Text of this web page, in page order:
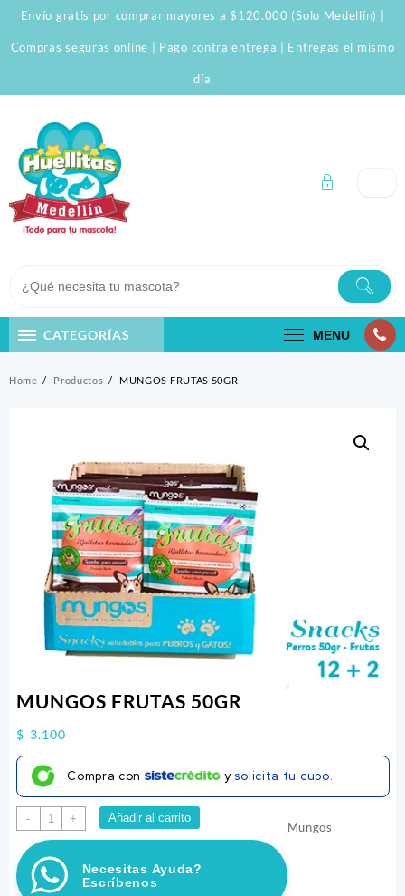
Skip
content
Envío gratis por comprar mayores a $120.000 (Solo Medellín) |
Compras seguras online | Pago contra entrega | Entregas el mismo
día
CATEGORÍAS MENU
Home Productos MUNGOS FRUTAS 50GR
MUNGOS FRUTAS 50GR
$ 3.100
Compra con y solicita tu cupo.
-
MUNGOS
FRUTAS
50GR
cantidad
+ Añadir al carrito
Necesitas Ayuda?
Escríbenos
Mungos